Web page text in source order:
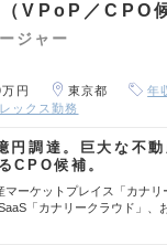
VPoP／CPO
ジャー
円 東京都 年
ックス勤務
円調達。巨大な不動
CPO候補。
マーケットプレイス「カナリ
「カナリークラウド」、